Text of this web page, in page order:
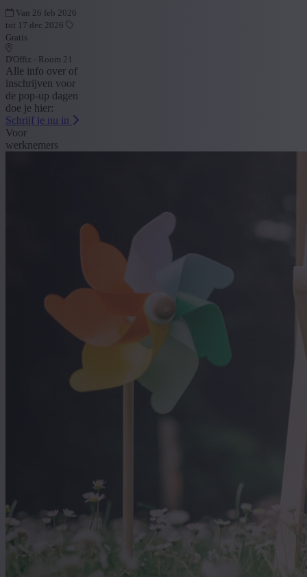
Van 26 feb 2026
tot 17 dec 2026
Gratis
D'Offiz - Room 21
Alle info over of
inschrijven voor
de pop-up dagen
doe je hier:
Schrijf je nu in
Voor
werknemers